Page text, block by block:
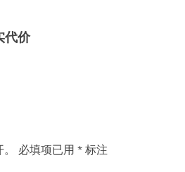
代价
必填项已用 * 标注